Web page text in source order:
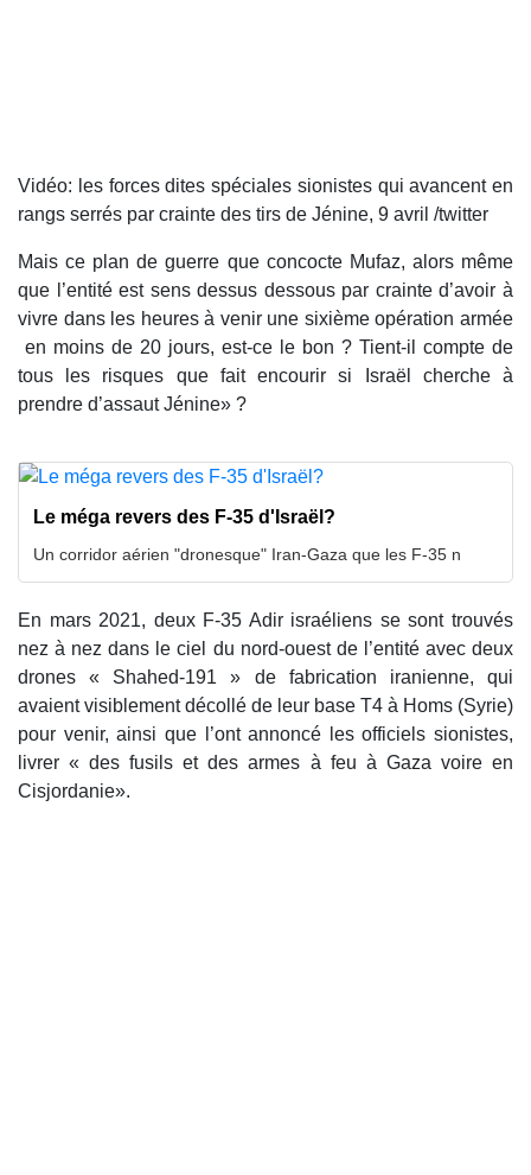
Vidéo: les forces dites spéciales sionistes qui avancent en
rangs serrés par crainte des tirs de Jénine, 9 avril /twitter
Mais ce plan de guerre que concocte Mufaz, alors même
que l’entité est sens dessus dessous par crainte d’avoir à
vivre dans les heures à venir une sixième opération armée
en moins de 20 jours, est-ce le bon ? Tient-il compte de
tous les risques que fait encourir si Israël cherche à
prendre d’assaut Jénine» ?
Le méga revers des F-35 d'Israël?
Un corridor aérien "dronesque" Iran-Gaza que les F-35 n
En mars 2021, deux F-35 Adir israéliens se sont trouvés
nez à nez dans le ciel du nord-ouest de l’entité avec deux
drones « Shahed-191 » de fabrication iranienne, qui
avaient visiblement décollé de leur base T4 à Homs (Syrie)
pour venir, ainsi que l’ont annoncé les officiels sionistes,
livrer « des fusils et des armes à feu à Gaza voire en
Cisjordanie».